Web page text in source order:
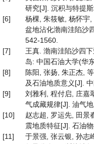
研究[J]. 沉积与特提
[6]
杨棵, 朱筱敏, 杨怀
盆地沾化渤南洼陷沙
542-1560.
[7]
王真. 渤南洼陷沙四
岛: 中国石油大学(华
[8]
陈阳, 张扬, 朱正杰,
及石油地质意义[J].
[9]
刘雅利, 程付启, 庄嘉
气成藏规律[J]. 油气
[10]
赵志超, 罗运先, 田景
震地质特征[J]. 石油
[11]
于景强, 张云银, 孙志